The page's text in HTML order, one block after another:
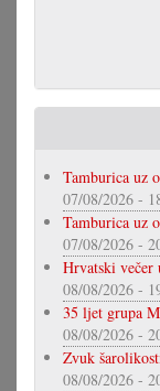
Tamburica uz
07/08/2026 -
Tamburica uz
07/08/2026 -
Hrvatski večer
08/08/2026 -
35 ljet grupa
08/08/2026 -
Zvuk
08/08/2026 -